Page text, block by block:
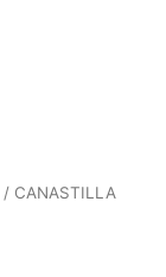
/ CANASTILLA